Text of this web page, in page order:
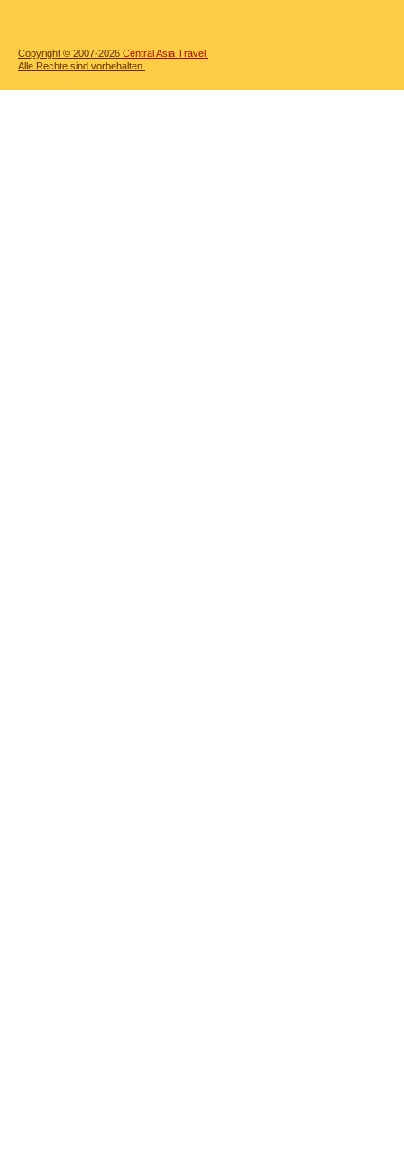
Copyright © 2007-2026 Central Asia Travel.
Alle Rechte sind vorbehalten.